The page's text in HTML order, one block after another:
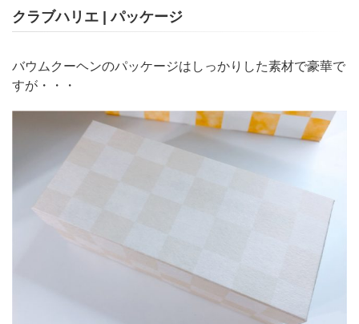
クラブハリエ | パッケージ
バウムクーヘンのパッケージはしっかりした素材で豪華で
すが・・・